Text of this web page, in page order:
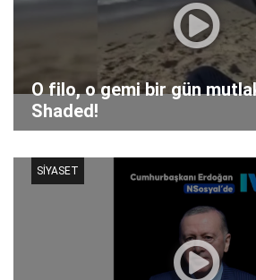
O filo, o gemi bir gün
Shaded!
SİYASET